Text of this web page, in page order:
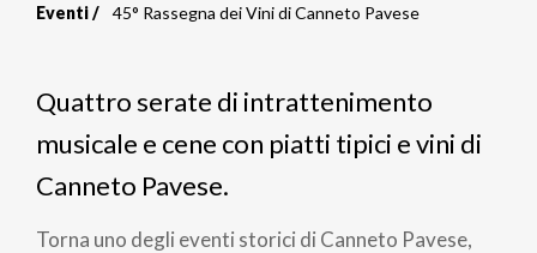
Briciole
di
pane
Eventi 45° Rassegna dei Vini di Canneto Pavese
Quattro serate di intrattenimento
musicale e cene con piatti tipici e vini di
Canneto Pavese.
Torna uno degli eventi storici di Canneto Pavese,